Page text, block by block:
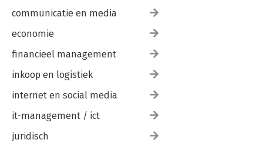
communicatie en media
economie
financieel management
inkoop en logistiek
internet en social media
it-management / ict
juridisch